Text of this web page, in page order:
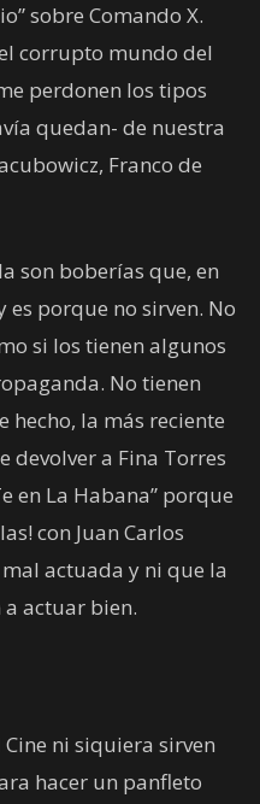
sobre Comando X.
corrupto mundo del
perdonen los tipos
quedan- de nuestra
Franco de
son boberías que, en
porque no sirven. No
si los tienen algunos
No tienen
hecho, la más reciente
devolver a Fina Torres
en La Habana” porque
con Juan Carlos
actuada y ni que la
a actuar bien.
ni siquiera sirven
hacer un panfleto